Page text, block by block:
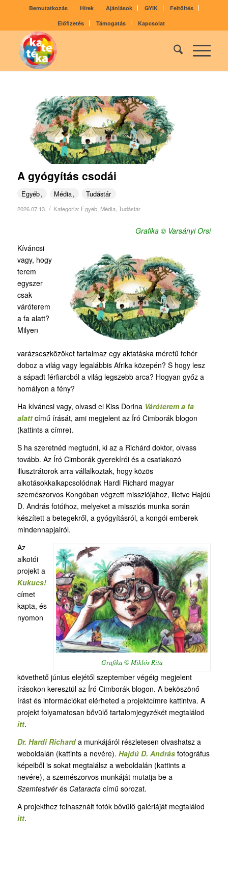
Bemutatkozás Hírek Ajánlások GYIK
Feltöltés
Előfizetés
Támogatás Kapcsolat
A gyógyítás csodái
Egyéb Média Tudástár
2026.07.13. / Kategória: Egyéb, Média, Tudástár
Grafika © Varsányi Orsi
Kíváncsi
vagy, hogy
terem
egyszer
csak
váróterem
a fa alatt?
Milyen
varázseszközöket tartalmaz egy aktatáska méretű fehér
doboz a világ vagy legalábbis Afrika közepén? S hogy lesz
a sápadt férfiarcból a világ legszebb arca? Hogyan győz a
homályon a fény?
Ha kíváncsi vagy, olvasd el Kiss Dorina Váróterem a fa
alattcímű írását, ami megjelent az Író Cimborák blogon
(kattints a címre).
S ha szeretnéd megtudni, ki az a Richárd doktor, olvass
tovább. Az Író Cimborák gyerekírói és a csatlakozó
illusztrátorok arra vállalkoztak, hogy közös
alkotásokkalkapcsolódnak Hardi Richard magyar
szemészorvos Kongóban végzett missziójához, illetve Hajdú
D. András fotóihoz, melyeket a missziós munka során
készített a betegekről, a gyógyításról, a kongói emberek
mindennapjairól.
Grafika © Miklós Rita
Az
alkotói
projekt a
Kukucs!
címet
kapta, és
nyomon
követhető június elejétől szeptember végéig megjelent
írásokon keresztül az Író Cimborák blogon. A beköszönő
írást és információkat elérheted a projektcímre kattintva. A
projekt folyamatosan bővülő tartalomjegyzékét megtalálod
itt.
Dr. Hardi Richarda munkájáról részletesen olvashatsz a
weboldalán (kattints a nevére). Hajdú D. Andrásfotográfus
képeiből is sokat megtalálsz a weboldalán (kattints a
nevére), a szemészorvos munkáját mutatja be a
Szemtestvérés Cataractacímű sorozat.
A projekthez felhasznált fotók bővülő galériáját megtalálod
itt.